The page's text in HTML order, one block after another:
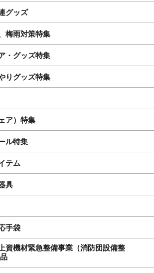
グッズ
梅雨対策特集
・グッズ特集
りグッズ特集
ア）特集
ル特集
テム
具
手袋
資機材緊急整備事業（消防団設備整